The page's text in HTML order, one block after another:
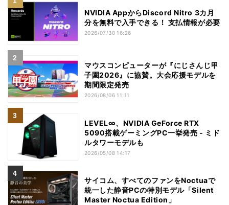
NVIDIA AppからDiscord Nitro 3カ月
分を無料で入手できる！ 支払情報が必要
2026/07/30 16:26
マウスコンピューターが『にじさんじ甲
子園2026』に協賛。大会応援モデルを
期間限定発売
2026/08/06 11:11
LEVEL∞、NVIDIA GeForce RTX
5090搭載ゲーミングPC一挙発売 - ミド
ルタワーモデルも
2026/05/08 14:17
サイコム、すべてのファンをNoctuaで
統一した静音PCの特別モデル「Silent
Master Noctua Edition」